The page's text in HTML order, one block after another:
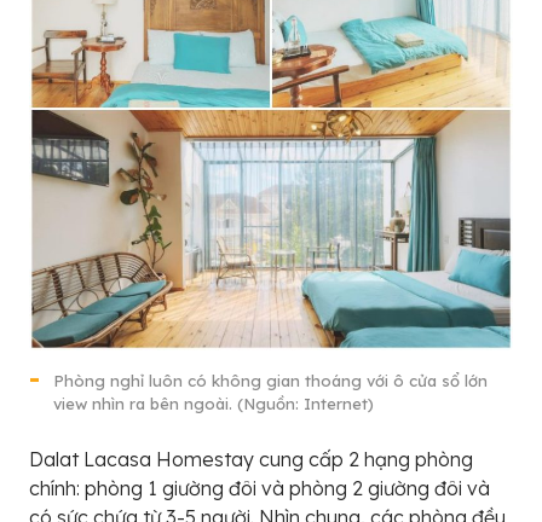
Phòng nghỉ luôn có không gian thoáng với ô cửa sổ lớn
view nhìn ra bên ngoài. (Nguồn: Internet)
Dalat Lacasa Homestay cung cấp 2 hạng phòng
chính: phòng 1 giường đôi và phòng 2 giường đôi và
có sức chứa từ 3-5 người. Nhìn chung, các phòng đều